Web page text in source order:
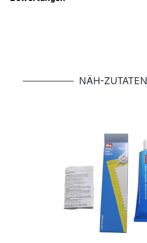
Produktgalerie überspringen
NÄH-ZUTATEN